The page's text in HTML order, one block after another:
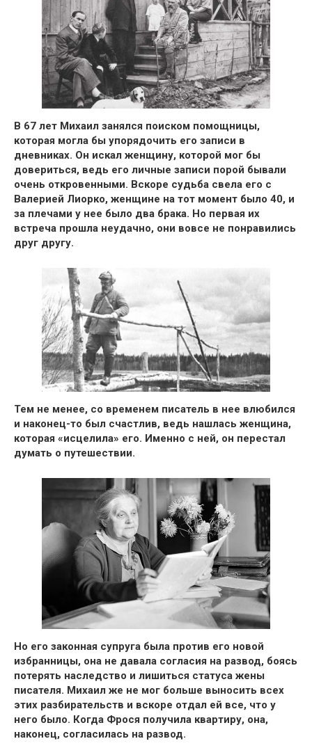
В 67 лет Михаил занялся поиском помощницы,
которая могла бы упорядочить его записи в
дневниках. Он искал женщину, которой мог бы
довериться, ведь его личные записи порой бывали
очень откровенными. Вскоре судьба свела его с
Валерией Лиорко, женщине на тот момент было 40, и
за плечами у нее было два брака. Но первая их
встреча прошла неудачно, они вовсе не понравились
друг другу.
Тем не менее, со временем писатель в нее влюбился
и наконец-то был счастлив, ведь нашлась женщина,
которая «исцелила» его. Именно с ней, он перестал
думать о путешествии.
Но его законная супруга была против его новой
избранницы, она не давала согласия на развод, боясь
потерять наследство и лишиться статуса жены
писателя. Михаил же не мог больше выносить всех
этих разбирательств и вскоре отдал ей все, что у
него было. Когда Фрося получила квартиру, она,
наконец, согласилась на развод.